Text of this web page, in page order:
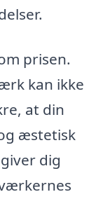
prisen.
kan ikke
at din
æstetisk
dig